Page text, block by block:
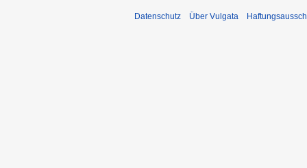
Datenschutz Über Vulgata